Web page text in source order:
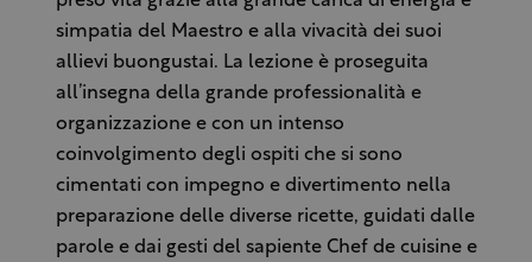
simpatia del Maestro e alla vivacità dei suoi
allievi buongustai. La lezione è proseguita
all’insegna della grande professionalità e
organizzazione e con un intenso
coinvolgimento degli ospiti che si sono
cimentati con impegno e divertimento nella
preparazione delle diverse ricette, guidati dalle
parole e dai gesti del sapiente Chef de cuisine e